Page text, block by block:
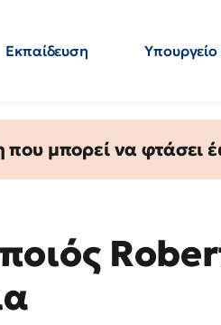
Εκπαίδευση Υπουργείο
μπορεί να φτάσει